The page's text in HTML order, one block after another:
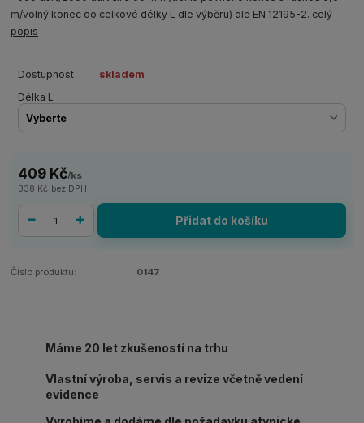
m/volný konec do celkové délky L dle výběru) dle EN 12195-2. celý
popis
Dostupnost
skladem
Délka L
409 Kč/ks
338 Kč bez DPH
Přidat do košíku
Číslo produktu: 0147
Máme 20 let zkušeností na trhu
Vlastní výroba, servis a revize včetně vedení
evidence